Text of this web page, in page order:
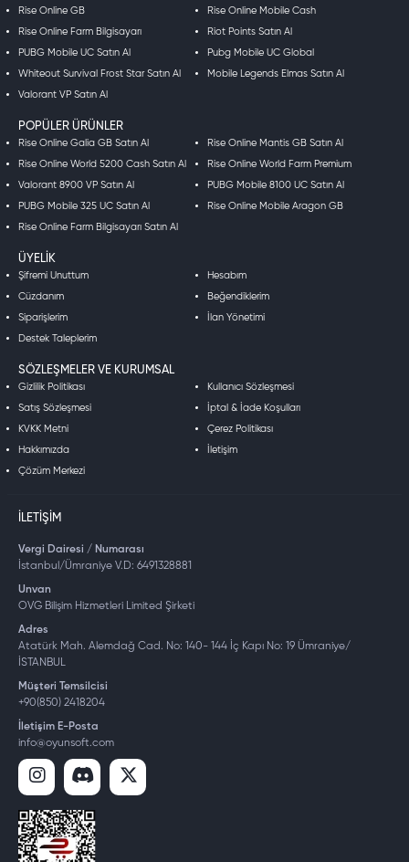
Rise Online GB Rise Online Mobile Cash
Rise Online Farm Bilgisayarı Riot Points Satın Al
PUBG Mobile UC Satın Al Pubg Mobile UC Global
Whiteout Survival Frost Star Satın Al Mobile Legends Elmas Satın Al
Valorant VP Satın Al
POPÜLER ÜRÜNLER
Rise Online Galia GB Satın Al Rise Online Mantis GB Satın Al
Rise Online World 5200 Cash Satın Al Rise Online World Farm Premium
Valorant 8900 VP Satın Al PUBG Mobile 8100 UC Satın Al
PUBG Mobile 325 UC Satın Al Rise Online Mobile Aragon GB
Rise Online Farm Bilgisayarı Satın Al
ÜYELIK
Şifremi Unuttum Hesabım
Cüzdanım Beğendiklerim
Siparişlerim İlan Yönetimi
Destek Taleplerim
SÖZLEŞMELER VE KURUMSAL
Gizlilik Politikası Kullanıcı Sözleşmesi
Satış Sözleşmesi İptal & İade Koşulları
KVKK Metni Çerez Politikası
Hakkımızda İletişim
Çözüm Merkezi
İLETIŞIM
Vergi Dairesi / Numarası
İstanbul/Ümraniye V.D: 6491328881
Unvan
OVG Bilişim Hizmetleri Limited Şirketi
Adres
Atatürk Mah. Alemdağ Cad. No: 140- 144 İç Kapı No: 19 Ümraniye/
İSTANBUL
Müşteri Temsilcisi
+90(850) 2418204
İletişim E-Posta
info@oyunsoft.com